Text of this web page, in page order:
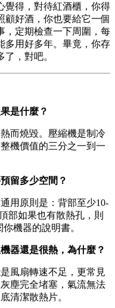
覺得，對待紅酒櫃，你得
顧好酒，你也要給它一個
，定期檢查一下周圍，每
多用好多年。畢竟，你存
，對吧。
是什麼？
而燒毀。壓縮機是制冷
機價值的三分之一到一
留多少空間？
用原則是：背部至少10-
部如果也有散熱孔，則
機器的說明書。
器還是很熱，為什麼？
風扇轉速不足，更常見
塵完全堵塞，氣流無法
清潔散熱片。